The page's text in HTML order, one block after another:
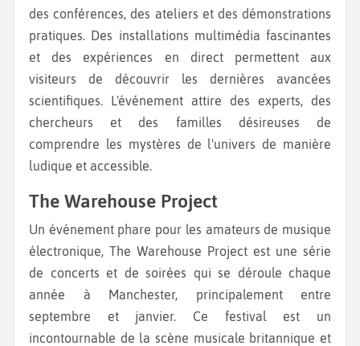
des conférences, des ateliers et des démonstrations
pratiques. Des installations multimédia fascinantes
et des expériences en direct permettent aux
visiteurs de découvrir les dernières avancées
scientifiques. L'événement attire des experts, des
chercheurs et des familles désireuses de
comprendre les mystères de l'univers de manière
ludique et accessible.
The Warehouse Project
Un événement phare pour les amateurs de musique
électronique, The Warehouse Project est une série
de concerts et de soirées qui se déroule chaque
année à Manchester, principalement entre
septembre et janvier. Ce festival est un
incontournable de la scène musicale britannique et